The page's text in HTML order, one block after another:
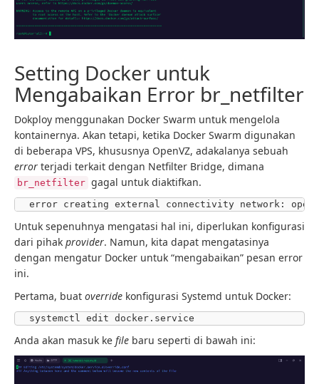
Setting Docker untuk
Mengabaikan Error br_netfilter
Dokploy menggunakan Docker Swarm untuk mengelola
kontainernya. Akan tetapi, ketika Docker Swarm digunakan
di beberapa VPS, khususnya OpenVZ, adakalanya sebuah
error terjadi terkait dengan Netfilter Bridge, dimana
br_netfilter gagal untuk diaktifkan.
error creating external connectivity network: open /
Untuk sepenuhnya mengatasi hal ini, diperlukan konfigurasi
dari pihak provider. Namun, kita dapat mengatasinya
dengan mengatur Docker untuk “mengabaikan” pesan error
ini.
Pertama, buat override konfigurasi Systemd untuk Docker:
systemctl edit docker.service
Anda akan masuk ke file baru seperti di bawah ini: